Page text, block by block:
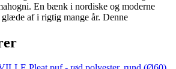
En bænk i nordiske og moderne
af i rigtig mange år. Denne